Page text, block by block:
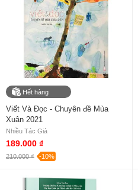
Hết hàng
Viết Và Đọc - Chuyên đề Mùa
Xuân 2021
Nhiều Tác Giả
189.000 ₫
210.000 ₫ -10%